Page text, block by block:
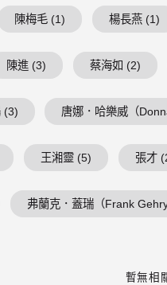
陳梅毛 (1) 楊長燕 (1)
陳進 (3) 蔡海如 (2)
(3) 唐娜．哈樂威（
王湘靈 (5) 張才
弗蘭克．蓋瑞（Frank
暫無相